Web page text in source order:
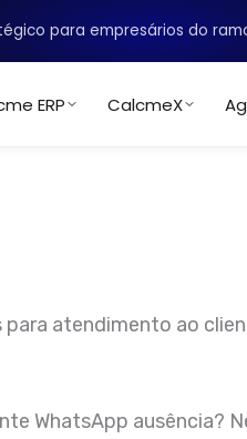
para empresários do
ERP CalcmeX
WhatsApp ausência?